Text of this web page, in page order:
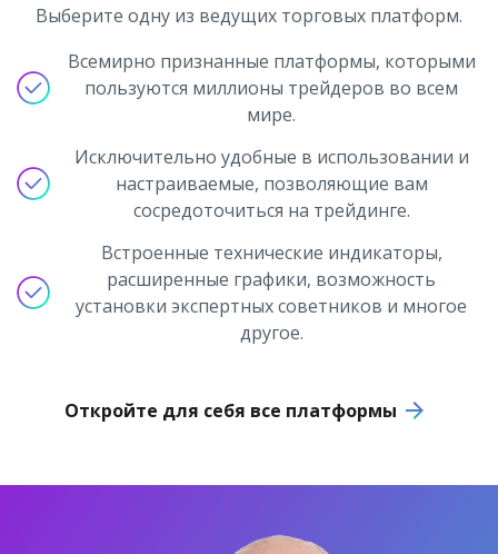
Выберите одну из ведущих торговых платформ.
Всемирно признанные платформы, которыми
пользуются миллионы трейдеров во всем
мире.
Исключительно удобные в использовании и
настраиваемые, позволяющие вам
сосредоточиться на трейдинге.
Встроенные технические индикаторы,
расширенные графики, возможность
установки экспертных советников и многое
другое.
Откройте для себя все платформы